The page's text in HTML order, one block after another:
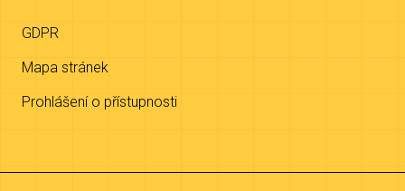
GDPR
Mapa stránek
Prohlášení o přístupnosti